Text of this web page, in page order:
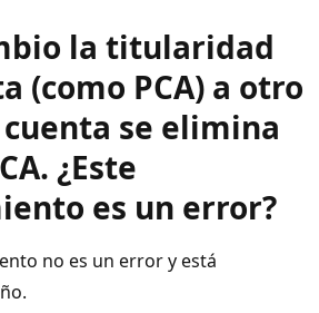
la titularidad
(como PCA) a otro
se elimina
¿Este
es un error?
no es un error y está